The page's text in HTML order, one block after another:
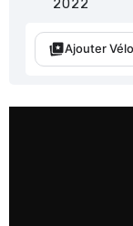
2022
Ajouter